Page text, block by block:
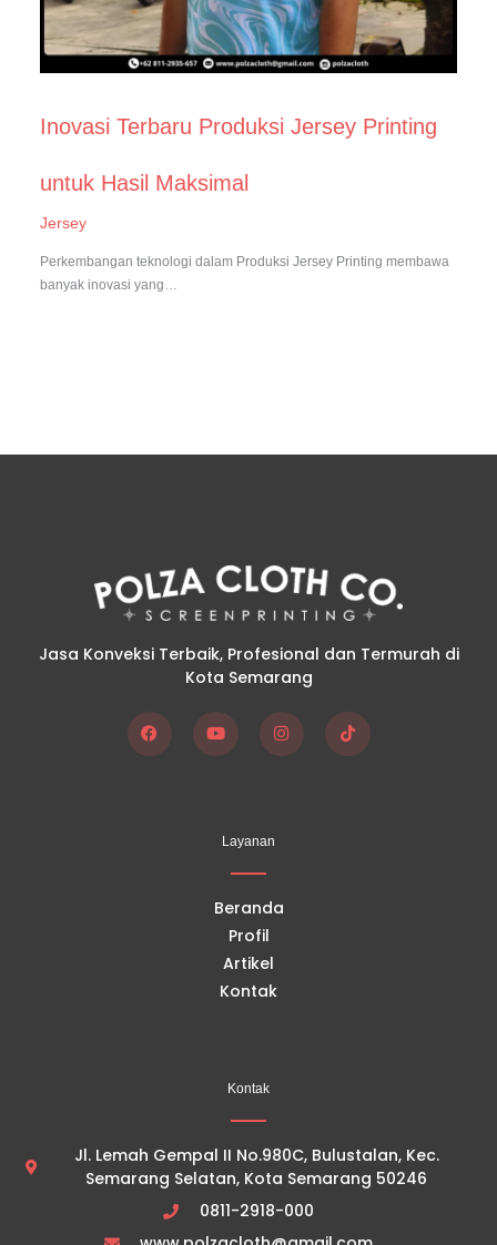
Inovasi Terbaru Produksi Jersey Printing
untuk Hasil Maksimal
Jersey
Perkembangan teknologi dalam Produksi Jersey Printing membawa
banyak inovasi yang…
Jasa Konveksi Terbaik, Profesional dan Termurah di
Kota Semarang
F
I
T
Layanan
Beranda
Profil
Artikel
Kontak
Kontak
Jl. Lemah Gempal II No.980C, Bulustalan, Kec.
Semarang Selatan, Kota Semarang 50246
0811-2918-000